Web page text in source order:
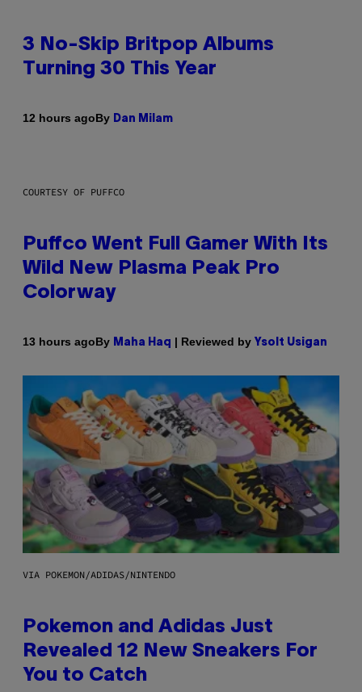
3 No-Skip Britpop Albums
Turning 30 This Year
12 hours agoBy Dan Milam
COURTESY OF PUFFCO
Puffco Went Full Gamer With Its
Wild New Plasma Peak Pro
Colorway
13 hours agoBy Maha Haq | Reviewed by Ysolt Usigan
VIA POKEMON/ADIDAS/NINTENDO
Pokemon and Adidas Just
Revealed 12 New Sneakers For
You to Catch